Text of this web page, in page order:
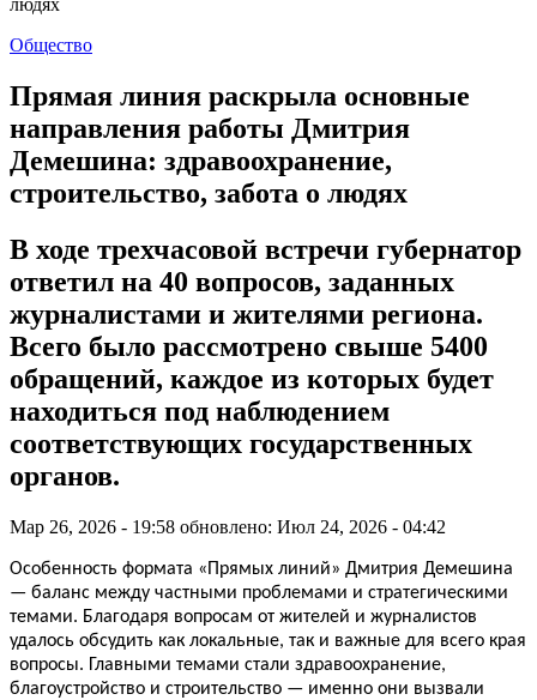
Общество
Прямая линия раскрыла основные
направления работы Дмитрия
Демешина: здравоохранение,
строительство, забота о людях
В ходе трехчасовой встречи губернатор
ответил на 40 вопросов, заданных
журналистами и жителями региона.
Всего было рассмотрено свыше 5400
обращений, каждое из которых будет
находиться под наблюдением
соответствующих государственных
органов.
Мар 26, 2026 - 19:58 обновлено: Июл 24, 2026 - 04:42
Особенность формата «Прямых линий» Дмитрия Демешина
— баланс между частными проблемами и стратегическими
темами. Благодаря вопросам от жителей и журналистов
удалось обсудить как локальные, так и важные для всего края
вопросы. Главными темами стали здравоохранение,
благоустройство и строительство — именно они вызвали